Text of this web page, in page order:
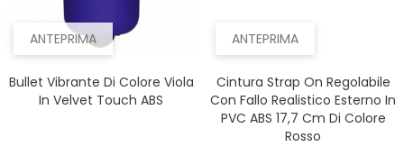
ANTEPRIMA
Bullet Vibrante Di Colore Viola
In Velvet Touch ABS
ANTEPRIMA
Cintura Strap On Regolabile
Con Fallo Realistico Esterno In
PVC ABS 17,7 Cm Di Colore
Rosso